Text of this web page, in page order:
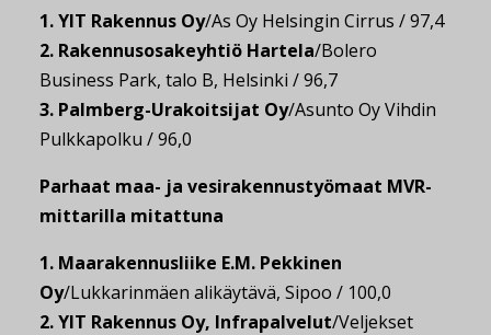
1. YIT Rakennus Oy/As Oy Helsingin Cirrus / 97,4
2. Rakennusosakeyhtiö Hartela/Bolero
Business Park, talo B, Helsinki / 96,7
3. Palmberg-Urakoitsijat Oy/Asunto Oy Vihdin
Pulkkapolku / 96,0
Parhaat maa- ja vesirakennustyömaat MVR-
mittarilla mitattuna
1. Maarakennusliike E.M. Pekkinen
Oy/Lukkarinmäen alikäytävä, Sipoo / 100,0
2. YIT Rakennus Oy, Infrapalvelut/Veljekset